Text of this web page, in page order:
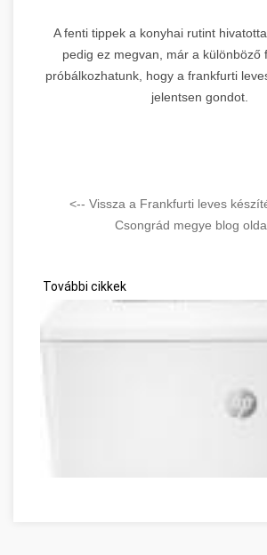
A fenti tippek a konyhai rutint
pedig ez megvan, már a különböző
próbálkozhatunk, hogy a frankfurti
jelentsen gondot.
<-- Vissza a Frankfurti leves
Csongrád megye blog
További cikkek